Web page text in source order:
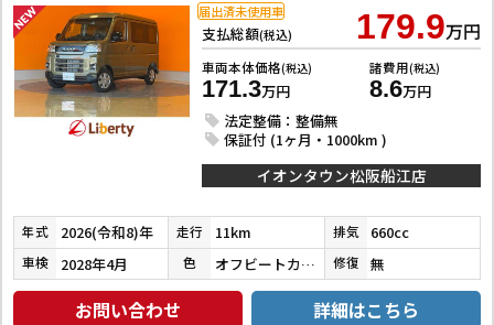
支払総額(税込) 179.9万円
車両本体価格(税込)
171.3万円
諸費用(税込)
8.6万円
法定整備：整備無
保証付 (1ヶ月・1000km )
届出済未使用車
イオンタウン松阪船江店
年式 2026(令和8)年 走行 11km 排気 660cc
車検 2028年4月 色 オフビートカーキメタリック 修復 無
お問い合わせ 詳細はこちら